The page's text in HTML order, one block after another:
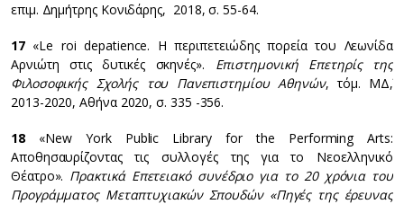
επιμ. Δημήτρης Κονιδάρης, 2018, σ. 55-64.
17«Le roi depatience. Η περιπετειώδης πορεία του Λεωνίδα
Αρνιώτη στις δυτικές σκηνές». Επιστημονική Επετηρίς της
Φιλοσοφικής Σχολής του Πανεπιστημίου Αθηνών, τόμ. ΜΔ΄,
2013-2020, Αθήνα 2020, σ. 335 -356.
18 «New York Public Library for the Performing Arts:
Αποθησαυρίζοντας τις συλλογές της για το Νεοελληνικό
Θέατρο». Πρακτικά Επετειακό συνέδριο για το 20 χρόνια του
Προγράμματος Μεταπτυχιακών Σπουδών «Πηγές της έρευνας